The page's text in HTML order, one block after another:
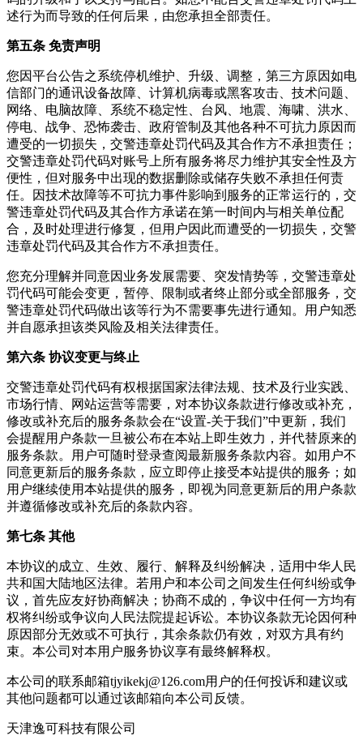
述行为而导致的任何后果，由您承担全部责任。
第五条 免责声明
您因平台公告之系统停机维护、升级、调整，第三方原因如电
信部门的通讯设备故障、计算机病毒或黑客攻击、技术问题、
网络、电脑故障、系统不稳定性、台风、地震、海啸、洪水、
停电、战争、恐怖袭击、政府管制及其他各种不可抗力原因而
遭受的一切损失，交警违章处罚代码及其合作方不承担责任；
交警违章处罚代码对账号上所有服务将尽力维护其安全性及方
便性，但对服务中出现的数据删除或储存失败不承担任何责
任。因技术故障等不可抗力事件影响到服务的正常运行的，交
警违章处罚代码及其合作方承诺在第一时间内与相关单位配
合，及时处理进行修复，但用户因此而遭受的一切损失，交警
违章处罚代码及其合作方不承担责任。
您充分理解并同意因业务发展需要、突发情势等，交警违章处
罚代码可能会变更，暂停、限制或者终止部分或全部服务，交
警违章处罚代码做出该等行为不需要事先进行通知。用户知悉
并自愿承担该类风险及相关法律责任。
第六条 协议变更与终止
交警违章处罚代码有权根据国家法律法规、技术及行业实践、
市场行情、网站运营等需要，对本协议条款进行修改或补充，
修改或补充后的服务条款会在“设置-关于我们”中更新，我们
会提醒用户条款一旦被公布在本站上即生效力，并代替原来的
服务条款。用户可随时登录查阅最新服务条款内容。如用户不
同意更新后的服务条款，应立即停止接受本站提供的服务；如
用户继续使用本站提供的服务，即视为同意更新后的用户条款
并遵循修改或补充后的条款内容。
第七条 其他
本协议的成立、生效、履行、解释及纠纷解决，适用中华人民
共和国大陆地区法律。若用户和本公司之间发生任何纠纷或争
议，首先应友好协商解决；协商不成的，争议中任何一方均有
权将纠纷或争议向人民法院提起诉讼。本协议条款无论因何种
原因部分无效或不可执行，其余条款仍有效，对双方具有约
束。本公司对本用户服务协议享有最终解释权。
本公司的联系邮箱tjyikekj@126.com用户的任何投诉和建议或
其他问题都可以通过该邮箱向本公司反馈。
天津逸可科技有限公司